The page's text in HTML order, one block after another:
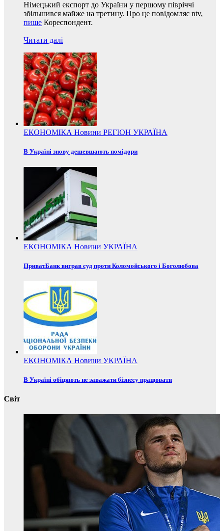
Німецький експорт до України у першому півріччі
збільшився майже на третину. Про це повідомляє ntv,
пише Кореспондент.
Читати далі
ЕКОНОМІКА Новини РЕГІОН УКРАЇНА
В Україні знову дешевшають помідори
ЕКОНОМІКА Новини УКРАЇНА
ПриватБанк виграв суд проти Коломойського і Боголюбова
ЕКОНОМІКА Новини УКРАЇНА
В Україні обіцяють не заважати бізнесу працювати
Світ